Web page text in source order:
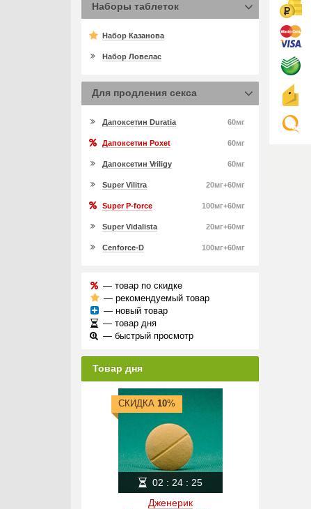
Наборы таблеток
Набор Казанова
Набор Ловелас
Для продления секса
60мг
Дапоксетин Duratia
60мг
Дапоксетин Poxet
60мг
Дапоксетин Vriligy
20мг+60мг
Super Vilitra
100мг+60мг
Super P-force
20мг+60мг
Super Vidalista
100мг+60мг
Cenforce-D
— товар по скидке
— рекомендуемый товар
— новый товар
— товар дня
— быстрый просмотр
Товар дня
Дженерик
СКИДКА 10%
02 : 24: 25